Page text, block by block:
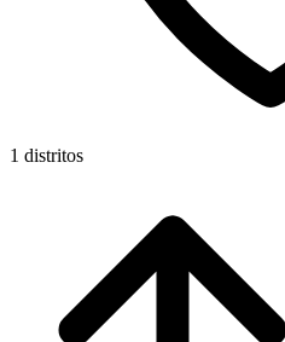
1 distritos